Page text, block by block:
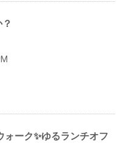
ーク✨ゆるランチオフ